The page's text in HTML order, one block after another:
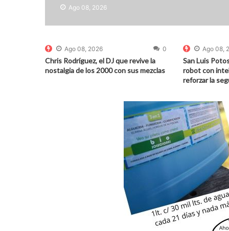
Ago 08, 2026
Ago 08, 2026 0
Chris Rodríguez, el DJ que revive la
nostalgia de los 2000 con sus mezclas
Ago 08,
San Luis
robot con
reforzar la